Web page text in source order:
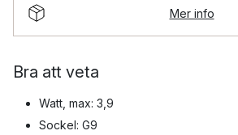
Mer info
Bra att veta
Watt, max: 3,9
Sockel: G9